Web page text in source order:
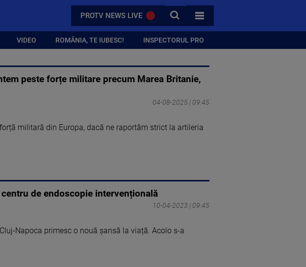
PROTV NEWS LIVE CAUTA
TOATE CATEGORIILE
VIDEO ROMÂNIA, TE IUBESC! INSPECTORUL PRO
peste forțe militare precum Marea Britanie,
04-08-2025 | 09:45
militară din Europa, dacă ne raportăm strict la artileria
de endoscopie intervențională
10-04-2023 | 09:45
Napoca primesc o nouă șansă la viață. Acolo s-a